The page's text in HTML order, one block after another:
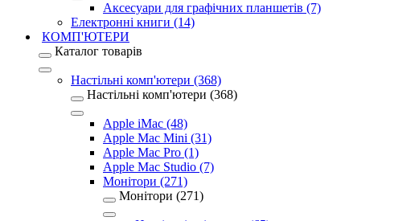
Аксесуари для графічних планшетів (7)
Електронні книги (14)
КОМП'ЮТЕРИ
Каталог товарів
Настільні комп'ютери (368)
Настільні комп'ютери (368)
Apple iMac (48)
Apple Mac Mini (31)
Apple Mac Pro (1)
Apple Mac Studio (7)
Монітори (271)
Монітори (271)